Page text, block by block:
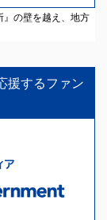
』の壁を越え、地方
援するファン